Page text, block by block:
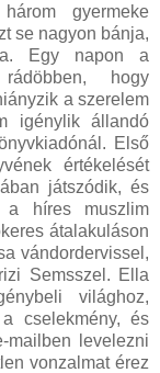
gyermeke
se nagyon bánja,
Egy napon a
hogy
a szerelem
igénylik állandó
Első
értékelését
játszódik, és
a híres muszlim
átalakuláson
vándordervissel,
Semsszel. Ella
világhoz,
cselekmény, és
mailben levelezni
vonzalmat érez